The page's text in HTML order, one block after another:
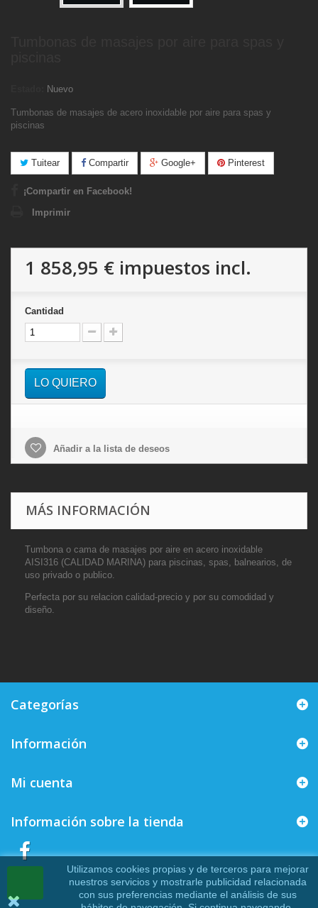
Nuevo
Tumbonas de masajes de acero inoxidable por aire para spas y
piscinas
Tuitear Compartir Google+ Pinterest
¡Compartir en Facebook!
Imprimir
1 858,95 € impuestos incl.
Cantidad
LO QUIERO
Añadir a la lista de deseos
MÁS INFORMACIÓN
Tumbona o cama de masajes por aire en acero inoxidable
AISI316 (CALIDAD MARINA) para piscinas, spas, balnearios, de
uso privado o publico.
Perfecta por su relacion calidad-precio y por su comodidad y
diseño.
Categorías
Información
Mi cuenta
Información sobre la tienda
Utilizamos cookies propias y de terceros para mejorar
nuestros servicios y mostrarle publicidad relacionada
con sus preferencias mediante el análisis de sus